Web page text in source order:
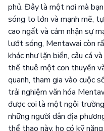
phủ. Đây là một nơi mà
sóng to lớn và mạnh mẽ,
cao ngất và cảm nhận sự
lướt sóng, Mentawai còn
khác như lặn biển, câu cá
thể thuê một con thuyền
quanh, tham gia vào cuộc
trải nghiệm văn hóa
được coi là một ngôi
những người dân địa
thể thao này, họ có kỹ